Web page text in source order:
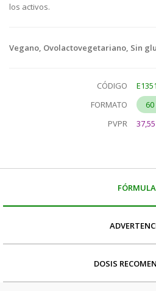
los activos.
Vegano, Ovolactovegetariano, Sin
CÓDIGO
E1351
FORMATO
PVPR
FÓRMULA
DOSIS